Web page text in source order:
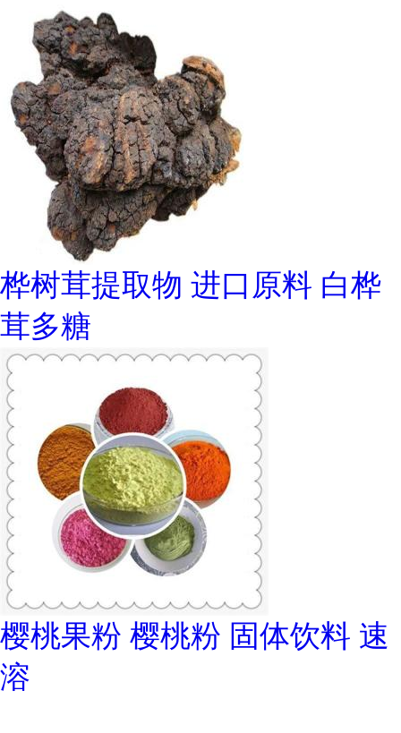
桦树茸提取物 进口原料 白桦
茸多糖
樱桃果粉 樱桃粉 固体饮料 速
溶